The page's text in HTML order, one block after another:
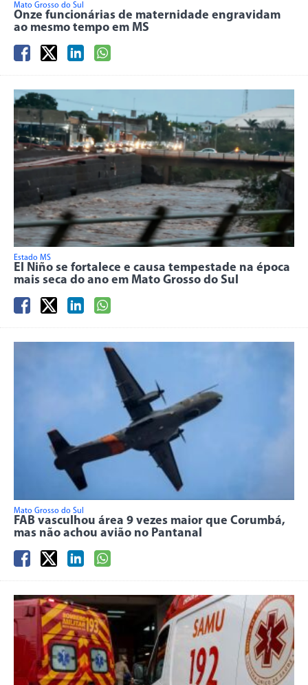
Mato Grosso do Sul
Onze funcionárias de maternidade engravidam
ao mesmo tempo em MS
Estado MS
El Niño se fortalece e causa tempestade na época
mais seca do ano em Mato Grosso do Sul
Mato Grosso do Sul
FAB vasculhou área 9 vezes maior que Corumbá,
mas não achou avião no Pantanal